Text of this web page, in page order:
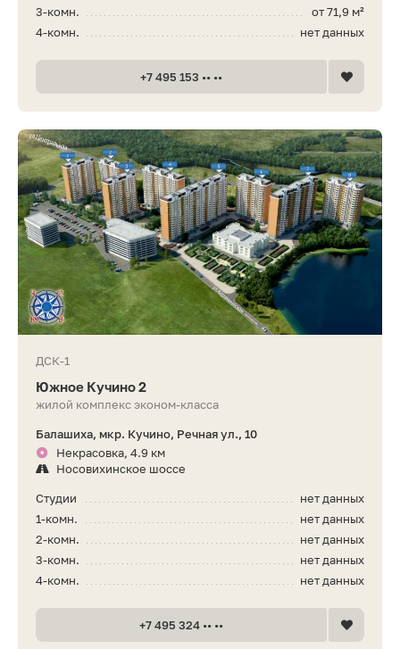
от 71,9 м²
3-комн.
нет данных
4-комн.
+7 495 153 •• ••
ДСК-1
Южное Кучино 2
жилой комплекс эконом-класса
Балашиха, мкр. Кучино, Речная ул., 10
Некрасовка, 4.9 км
Носовихинское шоссе
нет данных
Студии
нет данных
1-комн.
нет данных
2-комн.
нет данных
3-комн.
нет данных
4-комн.
+7 495 324 •• ••